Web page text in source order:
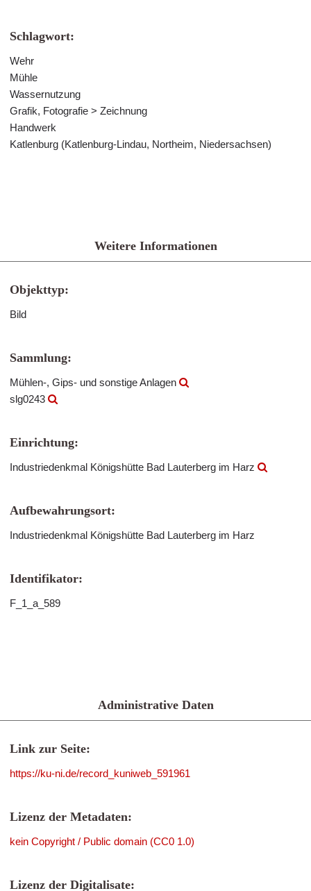
Schlagwort:
Wehr
Mühle
Wassernutzung
Grafik, Fotografie > Zeichnung
Handwerk
Katlenburg (Katlenburg-Lindau, Northeim, Niedersachsen)
Weitere Informationen
Objekttyp:
Bild
Sammlung:
Mühlen-, Gips- und sonstige Anlagen
slg0243
Einrichtung:
Industriedenkmal Königshütte Bad Lauterberg im Harz
Aufbewahrungsort:
Industriedenkmal Königshütte Bad Lauterberg im Harz
Identifikator:
F_1_a_589
Administrative Daten
Link zur Seite:
https://ku-ni.de/record_kuniweb_591961
Lizenz der Metadaten:
kein Copyright / Public domain (CC0 1.0)
Lizenz der Digitalisate: